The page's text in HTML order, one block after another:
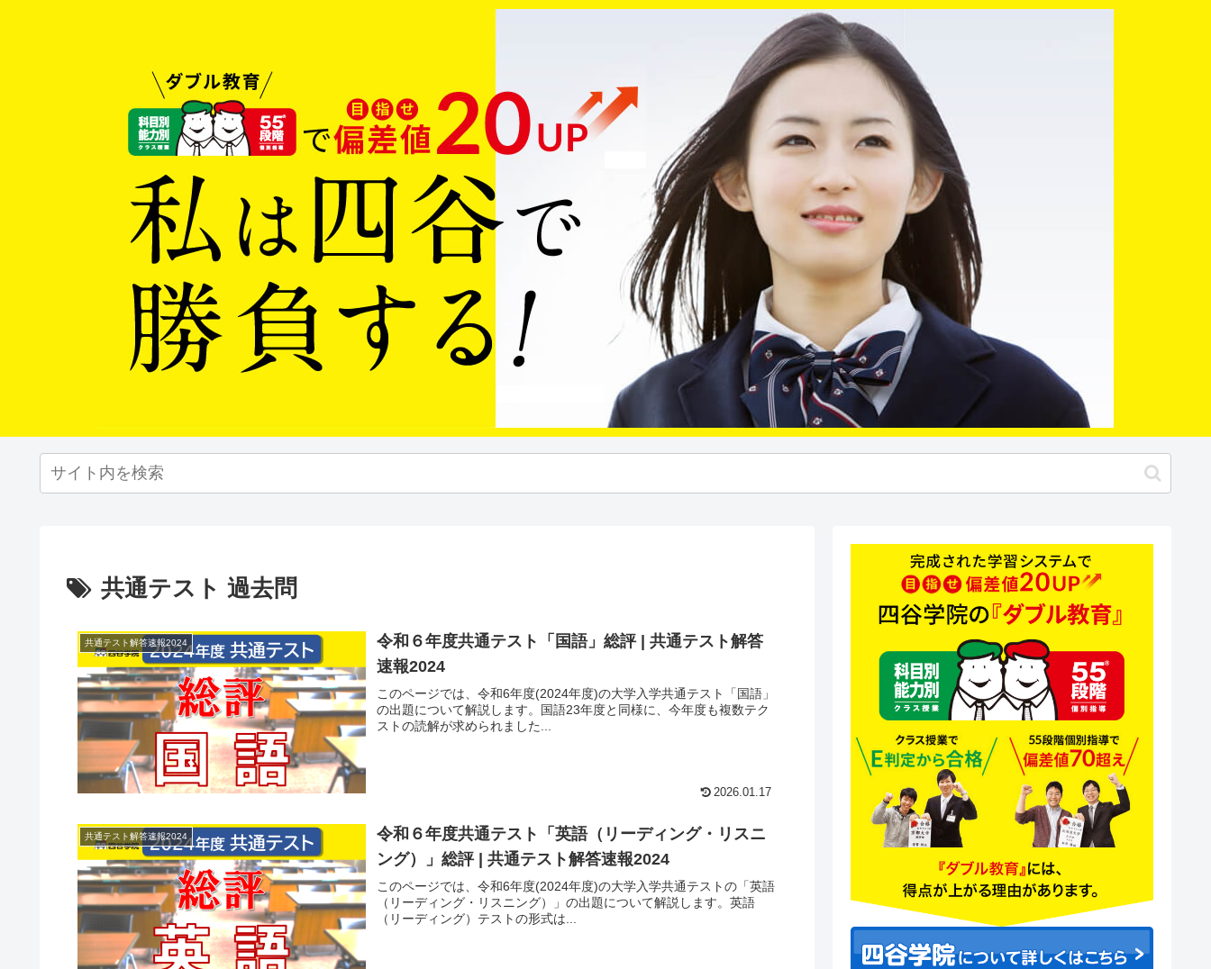
共通テスト 過去問
共通テスト解答速報2024
令和６年度共通テスト「国語」総評 | 共通テスト解答
速報2024
このページでは、令和6年度(2024年度)の大学入学共通テスト「国語」
の出題について解説します。国語23年度と同様に、今年度も複数テク
ストの読解が求められました...
2026.01.17
共通テスト解答速報2024
令和６年度共通テスト「英語（リーディング・リスニ
ング）」総評 | 共通テスト解答速報2024
このページでは、令和6年度(2024年度)の大学入学共通テストの「英語
（リーディング・リスニング）」の出題について解説します。英語
（リーディング）テストの形式は...